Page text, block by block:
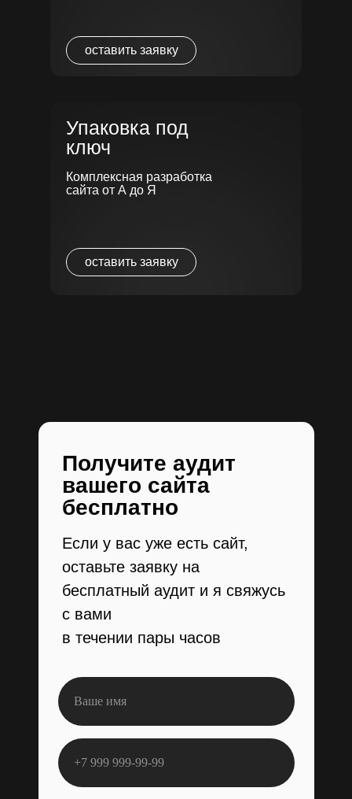
КОРПОРАТИВНЫЙ САЙТ
МЕБЕЛИ НА ЗАКАЗ
заявками
Упаковка под
ключ
оставить заявку
Комплексная разработка
сайта от А до Я
оставить заявку
Получите аудит
вашего сайта
бесплатно
Если у вас уже есть сайт,
оставьте заявку на
бесплатный аудит и я свяжусь
с вами
в течении пары часов